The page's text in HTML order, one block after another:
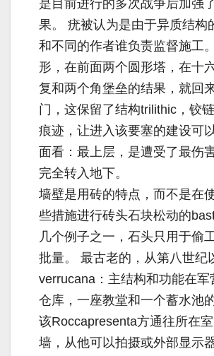
是目前进行的多次战争后加强
果。 疣被认为是由于异质结构
和不同的作者谁负责监督施工
形，在前面两个圆形塔，在十
复和两个角堡垒的结果，就回
门，这保留了结构trilithic，铰
痕迹，让进入该要塞的建设可
面看：最上层，是遭受了最伤
完全转入地下。
墙壁是用砖的特点，而不是在
些措施进行砖头石块松动的
几个例子之一，石头只用于偷
批量。 最古老的，从第八世纪
verrucana：主结构和功能在军
仓库，一座教堂和一个蓄水池
该Roccapresenta方通往所在
墙，从他可以拍摄或外部显示